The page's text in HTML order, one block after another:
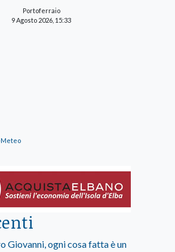
Portoferraio
9 Agosto 2026, 15:33
Meteo
Giovanni, ogni cosa fatta è un